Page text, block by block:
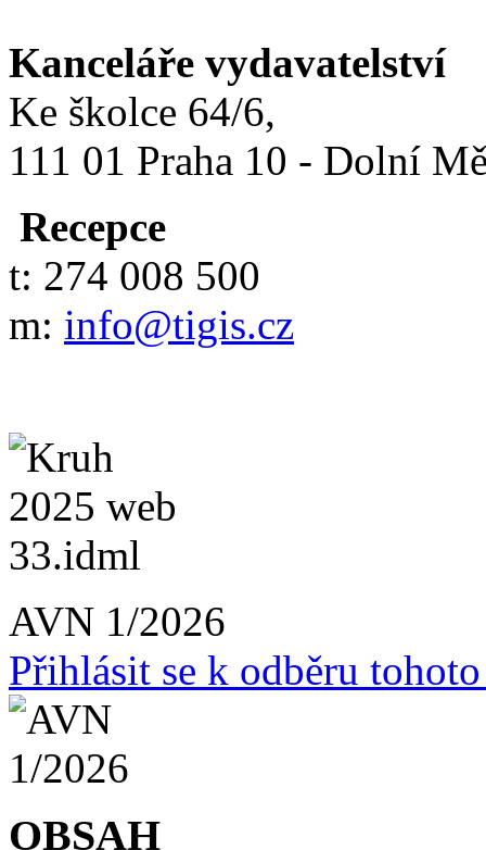
Kanceláře vydavatelství
Ke školce 64/6,
111 01 Praha 10 - Dolní
Recepce
t: 274 008 500
m: info@tigis.cz
AVN 1/2026
Přihlásit se k odběru
OBSAH